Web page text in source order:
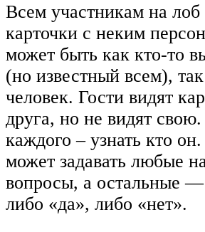
Всем участникам на лоб
карточки с неким
может быть как кто-то
(но известный всем),
человек. Гости видят
друга, но не видят свою.
каждого – узнать кто
может задавать любые
вопросы, а остальные —
либо «да», либо «нет».